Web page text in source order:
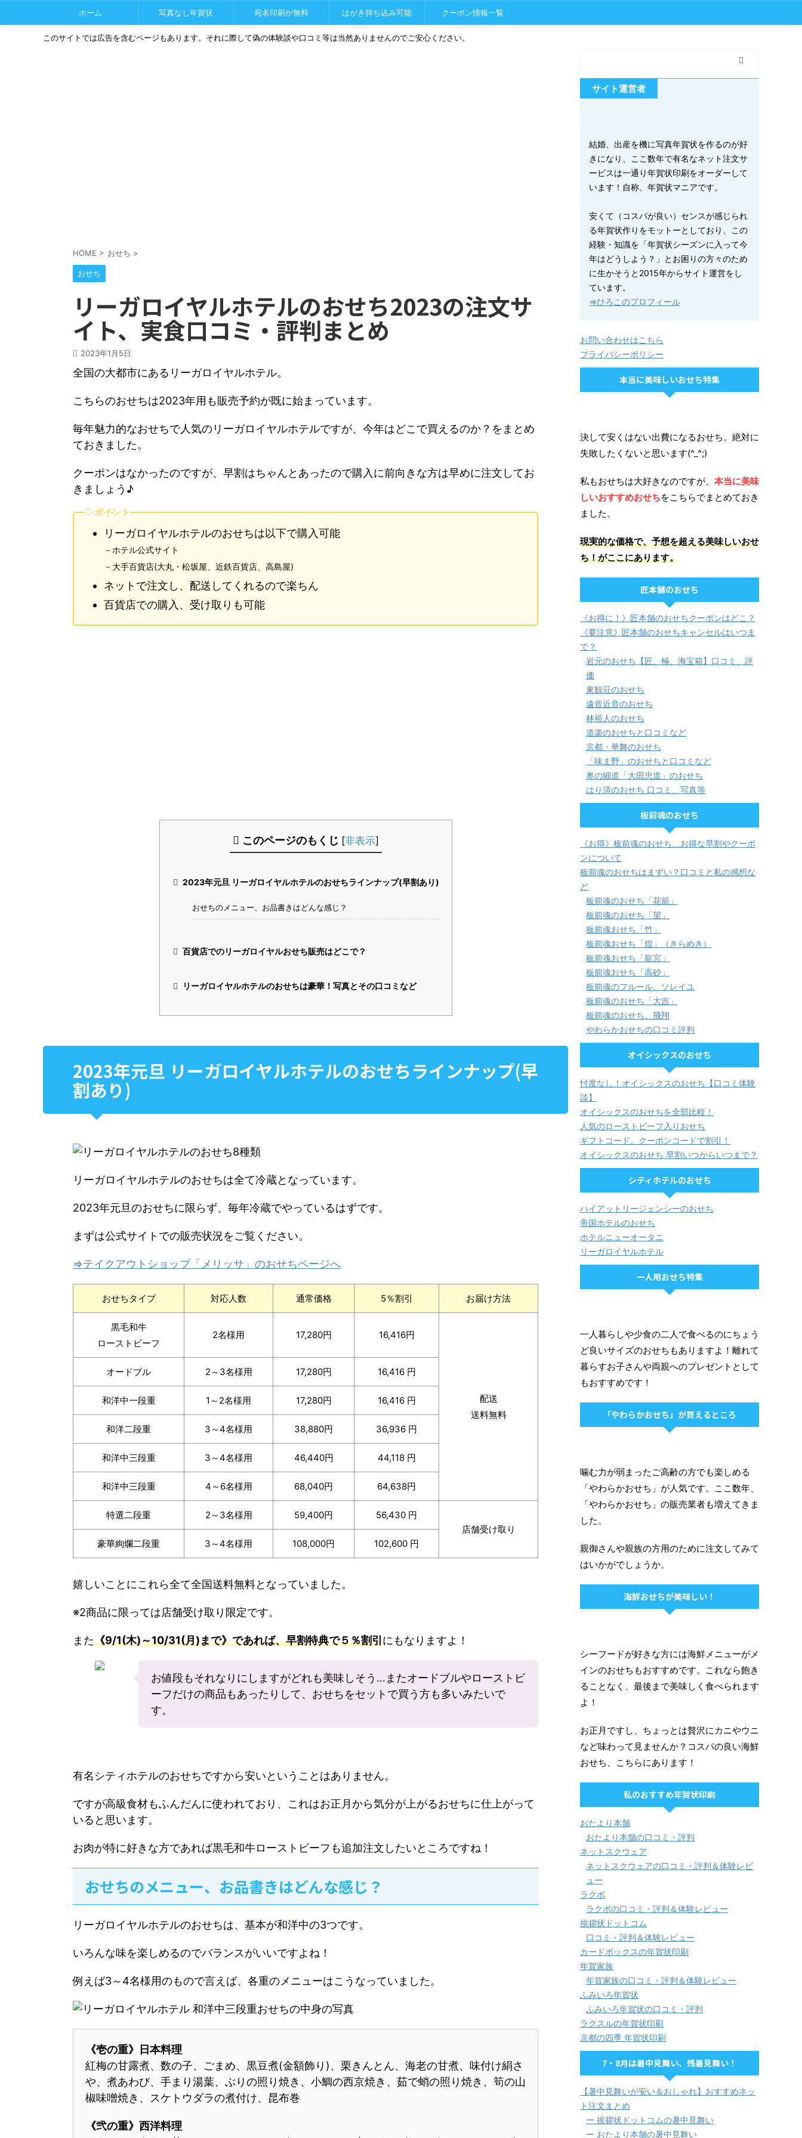
ホーム 写真なし年賀状 宛名印刷が無料 はがき持ち込み可能 クーポン情報一覧
このサイトでは広告を含むページもあります。それに際して偽の体験談や口コミ等は当然ありませんのでご安心ください。
HOME > おせち >
おせち
リーガロイヤルホテルのおせち2023の注文サ
イト、実食口コミ・評判まとめ
2023年1月5日
全国の大都市にあるリーガロイヤルホテル。
こちらのおせちは2023年用も販売予約が既に始まっています。
毎年魅力的なおせちで人気のリーガロイヤルホテルですが、今年はどこで買えるのか？をまとめ
ておきました。
クーポンはなかったのですが、早割はちゃんとあったので購入に前向きな方は早めに注文してお
きましょう♪
ポイント
リーガロイヤルホテルのおせちは以下で購入可能
－ホテル公式サイト
－大手百貨店(大丸・松坂屋、近鉄百貨店、高島屋)
ネットで注文し、配送してくれるので楽ちん
百貨店での購入、受け取りも可能
このページのもくじ [非表示]
2023年元旦 リーガロイヤルホテルのおせちラインナップ(早割あり)
おせちのメニュー、お品書きはどんな感じ？
百貨店でのリーガロイヤルおせち販売はどこで？
リーガロイヤルホテルのおせちは豪華！写真とその口コミなど
2023年元旦 リーガロイヤルホテルのおせちラインナップ(早
割あり)
リーガロイヤルホテルのおせちは全て冷蔵となっています。
2023年元旦のおせちに限らず、毎年冷蔵でやっているはずです。
まずは公式サイトでの販売状況をご覧ください。
⇒テイクアウトショップ「メリッサ」のおせちページへ
おせちタイプ 対応人数 通常価格 5％割引 お届け方法
黒毛和牛
ローストビーフ
2名様用 17,280円 16,416円
配送
送料無料
オードブル 2～3名様用 17,280円 16,416 円
和洋中一段重 1～2名様用 17,280円 16,416 円
和洋二段重 3～4名様用 38,880円 36,936 円
和洋中三段重 3～4名様用 46,440円 44,118 円
和洋中三段重 4～6名様用 68,040円 64,638円
特選二段重 2～3名様用 59,400円
56,430 円
店舗受け取り
豪華絢爛二段重
3～4名様用 108,000円 102,600 円
嬉しいことにこれら全て全国送料無料となっていました。
※2商品に限っては店舗受け取り限定です。
また《9/1(木)～10/31(月)まで》であれば、早割特典で５％割引にもなりますよ！
お値段もそれなりにしますがどれも美味しそう…またオードブルやローストビ
ーフだけの商品もあったりして、おせちをセットで買う方も多いみたいで
す。
有名シティホテルのおせちですから安いということはありません。
ですが高級食材もふんだんに使われており、これはお正月から気分が上がるおせちに仕上がって
いると思います。
お肉が特に好きな方であれば黒毛和牛ローストビーフも追加注文したいところですね！
おせちのメニュー、お品書きはどんな感じ？
リーガロイヤルホテルのおせちは、基本が和洋中の3つです。
いろんな味を楽しめるのでバランスがいいですよね！
例えば3～4名様用のもので言えば、各重のメニューはこうなっていました。
《壱の重》日本料理
紅梅の甘露煮、数の子、ごまめ、黒豆煮(金額飾り)、栗きんとん、海老の甘煮、味付け絹さ
や、煮あわび、手まり湯葉、ぶりの照り焼き、小鯛の西京焼き、茹で蛸の照り焼き、筍の山
椒味噌焼き、スケトウダラの煮付け、昆布巻
《弐の重》西洋料理
サイト運営者
結婚、出産を機に写真年賀状を作るのが好
きになり、ここ数年で有名なネット注文サ
ービスは一通り年賀状印刷をオーダーして
います！自称、年賀状マニアです。
安くて（コスパが良い）センスが感じられ
る年賀状作りをモットーとしており、この
経験・知識を「年賀状シーズンに入って今
年はどうしよう？」とお困りの方々のため
に生かそうと2015年からサイト運営をし
ています。
⇒ひろこのプロフィール
お問い合わせはこちら
プライバシーポリシー
本当に美味しいおせち特集
決して安くはない出費になるおせち。絶対に
失敗したくないと思います(^_^;)
私もおせちは大好きなのですが、 本当に美味
しいおすすめおせちをこちらでまとめておき
ました。
現実的な価格で、予想を超える美味しいおせ
ち！がここにあります。
匠本舗のおせち
《お得に！》匠本舗のおせちクーポンはどこ？
《要注意》匠本舗のおせちキャンセルはいつま
で？
岩元のおせち【匠、極、海宝箱】口コミ、評
価
東観荘のおせち
遠音近音のおせち
林裕人のおせち
道楽のおせちと口コミなど
京都・華舞のおせち
「味ま野」のおせちと口コミなど
奥の細道「大田忠道」のおせち
はり清のおせち 口コミ、写真等
板前魂のおせち
《お得》板前魂のおせち、お得な早割やクーポ
ンについて
板前魂のおせちはまずい？口コミと私の感想な
ど
板前魂のおせち「花籠」
板前魂のおせち「望」
板前魂おせち「竹」
板前魂おせち「煌」（きらめき）
板前魂おせち「龍宮」
板前魂おせち「高砂」
板前魂のフルール、ソレイユ
板前魂のおせち「大吉」
板前魂のおせち、飛翔
やわらかおせちの口コミ評判
オイシックスのおせち
忖度なし！オイシックスのおせち【口コミ体験
談】
オイシックスのおせちを全部比較！
人気のローストビーフ入りおせち
ギフトコード、クーポンコードで割引！
オイシックスのおせち 早割いつからいつまで？
シティホテルのおせち
ハイアットリージェンシーのおせち
帝国ホテルのおせち
ホテルニューオータニ
リーガロイヤルホテル
一人用おせち特集
一人暮らしや少食の二人で食べるのにちょう
ど良いサイズのおせちもありますよ！離れて
暮らすお子さんや両親へのプレゼントとして
もおすすめです！
「やわらかおせち」が買えるところ
噛む力が弱まったご高齢の方でも楽しめる
「やわらかおせち」が人気です。ここ数年、
「やわらかおせち」の販売業者も増えてきま
した。
親御さんや親族の方用のために注文してみて
はいかがでしょうか。
海鮮おせちが美味しい！
シーフードが好きな方には海鮮メニューがメ
インのおせちもおすすめです。これなら飽き
ることなく、最後まで美味しく食べられます
よ！
お正月ですし、ちょっとは贅沢にカニやウニ
など味わって見ませんか？コスパの良い海鮮
おせち、こちらにあります！
私のおすすめ年賀状印刷
おたより本舗
おたより本舗の口コミ・評判
ネットスクウェア
ネットスクウェアの口コミ・評判＆体験レビ
ュー
ラクポ
ラクポの口コミ・評判＆体験レビュー
挨拶状ドットコム
口コミ・評判＆体験レビュー
カードボックスの年賀状印刷
年賀家族
年賀家族の口コミ・評判＆体験レビュー
ふみいろ年賀状
ふみいろ年賀状の口コミ・評判
ラクスルの年賀状印刷
京都の四季 年賀状印刷
7・8月は暑中見舞い、残暑見舞い！
【暑中見舞いが安い＆おしゃれ】おすすめネッ
ト注文まとめ
ー 挨拶状ドットコムの暑中見舞い
ー おたより本舗の暑中見舞い